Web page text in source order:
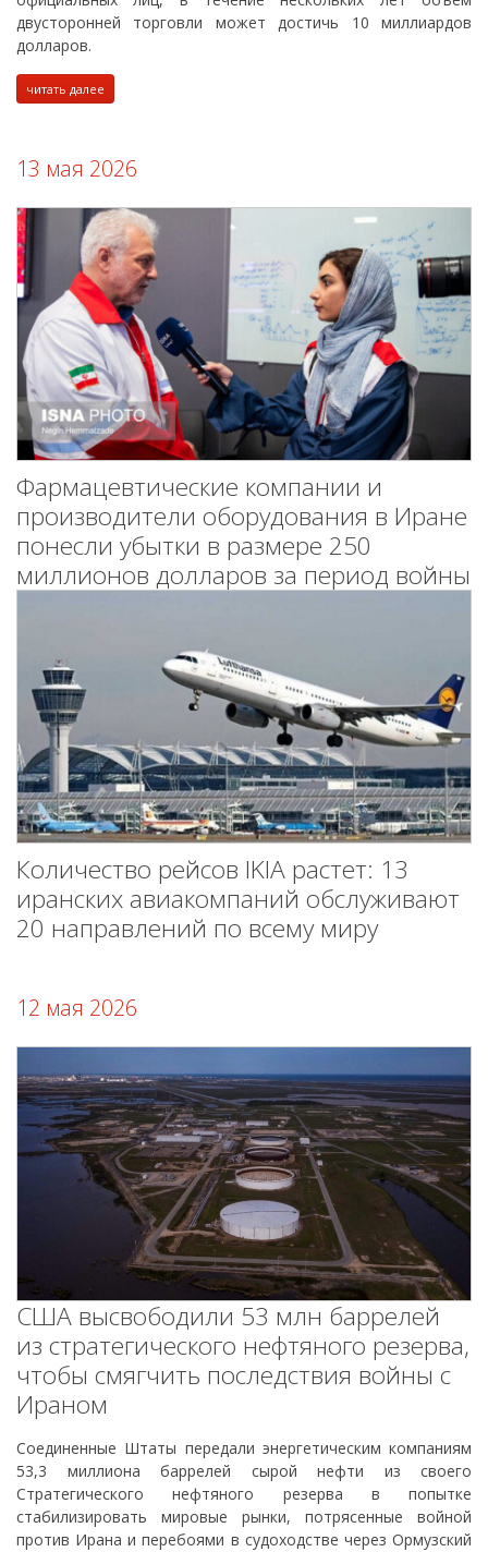
двусторонней торговли может достичь 10 миллиардов
долларов.
читать далее
13 мая 2026
Фармацевтические компании и
производители оборудования в Иране
понесли убытки в размере 250
миллионов долларов за период войны
Количество рейсов IKIA растет: 13
иранских авиакомпаний обслуживают
20 направлений по всему миру
12 мая 2026
США высвободили 53 млн баррелей
из стратегического нефтяного резерва,
чтобы смягчить последствия войны с
Ираном
Соединенные Штаты передали энергетическим компаниям
53,3 миллиона баррелей сырой нефти из своего
Стратегического нефтяного резерва в попытке
стабилизировать мировые рынки, потрясенные войной
против Ирана и перебоями в судоходстве через Ормузский